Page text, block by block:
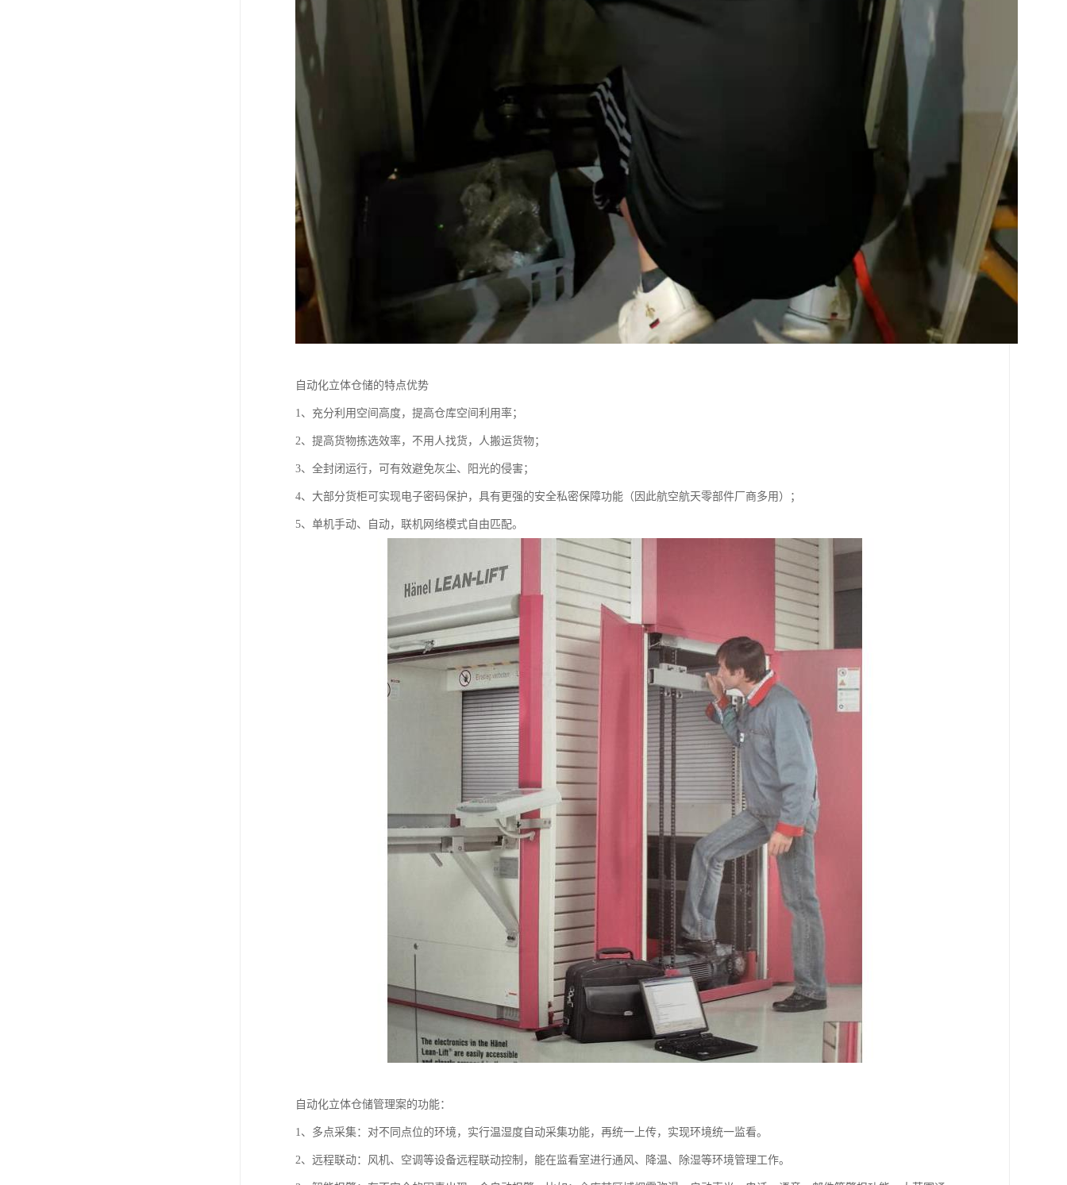
自动化立体仓储的特点优势
1、充分利用空间高度，提高仓库空间利用率；
2、提高货物拣选效率，不用人找货，人搬运货物；
3、全封闭运行，可有效避免灰尘、阳光的侵害；
4、大部分货柜可实现电子密码保护，具有更强的安全私密保障功能（因此航空航天零部件厂商多用）；
5、单机手动、自动，联机网络模式自由匹配。
自动化立体仓储管理案的功能：
1、多点采集：对不同点位的环境，实行温湿度自动采集功能，再统一上传，实现环境统一监看。
2、远程联动：风机、空调等设备远程联动控制，能在监看室进行通风、降温、除湿等环境管理工作。